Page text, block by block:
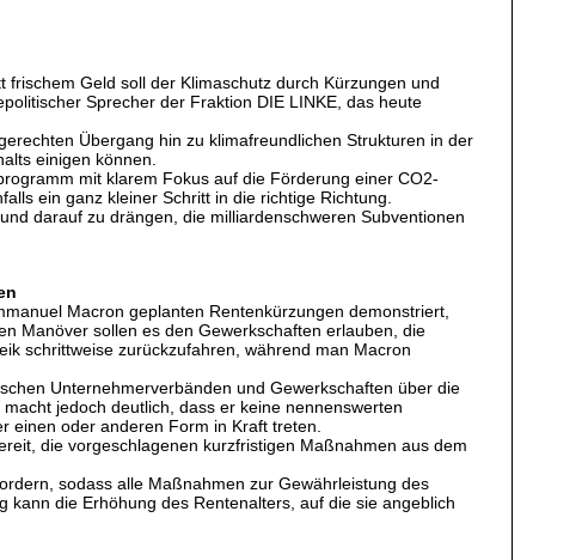
frischem Geld soll der Klimaschutz durch Kürzungen und
Sprecher der Fraktion DIE LINKE, das heute
Übergang hin zu klimafreundlichen Strukturen in der
einigen können.
mit klarem Fokus auf die Förderung einer CO2-
ein ganz kleiner Schritt in die richtige Richtung.
darauf zu drängen, die milliardenschweren Subventionen
Macron geplanten Rentenkürzungen demonstriert,
Manöver sollen es den Gewerkschaften erlauben, die
schrittweise zurückzufahren, während man Macron
Unternehmerverbänden und Gewerkschaften über die
jedoch deutlich, dass er keine nennenswerten
einen oder anderen Form in Kraft treten.
die vorgeschlagenen kurzfristigen Maßnahmen aus dem
sodass alle Maßnahmen zur Gewährleistung des
die Erhöhung des Rentenalters, auf die sie angeblich